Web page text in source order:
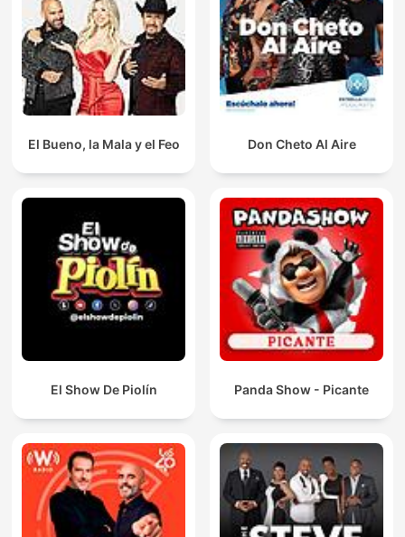
El Bueno, la Mala y el Feo Don Cheto Al Aire
El Show De Piolín Panda Show - Picante